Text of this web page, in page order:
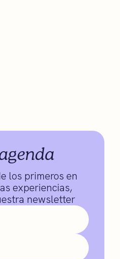
los primeros en
experiencias,
newsletter